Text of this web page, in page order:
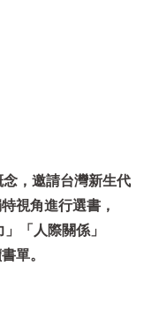
，邀請台灣新生代
視角進行選書，
「人際關係」
單。